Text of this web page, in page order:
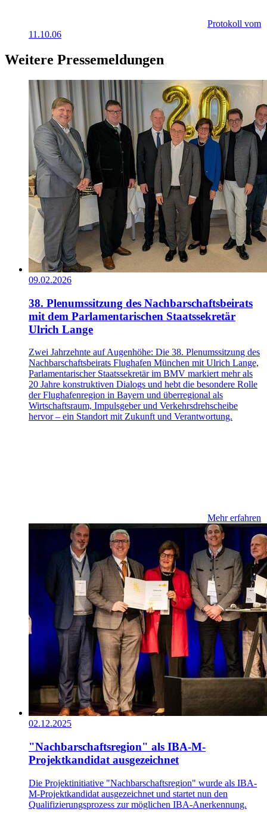
Protokoll vom
11.10.06
Weitere Pressemeldungen
09.02.2026
38. Plenumssitzung des Nachbarschaftsbeirats
mit dem Parlamentarischen Staatssekretär
Ulrich Lange
Zwei Jahrzehnte auf Augenhöhe: Die 38. Plenumssitzung des
Nachbarschaftsbeirats Flughafen München mit Ulrich Lange,
Parlamentarischer Staatssekretär im BMV markiert mehr als
20 Jahre konstruktiven Dialogs und hebt die besondere Rolle
der Flughafenregion in Bayern und überregional als
Wirtschaftsraum, Impulsgeber und Verkehrsdrehscheibe
hervor – ein Standort mit Zukunft und Verantwortung.
Mehr erfahren
02.12.2025
"Nachbarschaftsregion" als IBA-M-
Projektkandidat ausgezeichnet
Die Projektinitiative "Nachbarschaftsregion" wurde als IBA-
M-Projektkandidat ausgezeichnet und startet nun den
Qualifizierungsprozess zur möglichen IBA-Anerkennung.